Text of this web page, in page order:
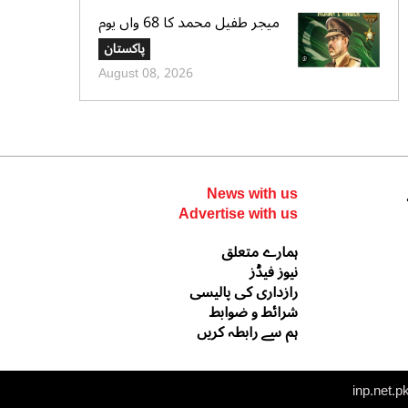
میجر طفیل محمد کا 68 واں یوم
شہادت عقیدت واحترام سے منایا
گیا، وزیراعظم و سروسز چیفس کا
خراجِ عقیدت
پاکستان
August 08, 2026
News with us
Advertise with us
ہمارے متعلق
نیوز فیڈز
رازداری کی پالیسی
شرائط و ضوابط
ہم سے رابطہ کریں